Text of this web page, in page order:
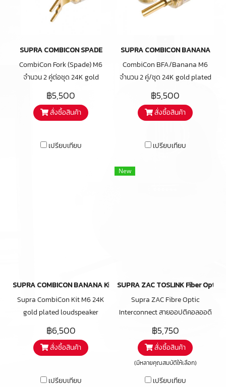
SUPRA COMBICON SPADE
CombiCon Fork (Spade) M6
จำนวน 2 คู่ต่อชุด 24K gold
plated loudspeaker connector
for cables up to 6 mm2 The
cable can be attached straight
CombiCon Fork replaces the
฿5,500
สั่งซื้อสินค้า
เปรียบเทียบ
SUPRA COMBICON BANANA
CombiCon BFA/Banana M6
จำนวน 2 คู่/ชุด 24K gold plated
loudspeaker connector for
cables up to 6 mm2 The
banana pin fits also BFA
attached straight or at a 90°
CombiCon Fork replaces the
BFA/banana when needed Two
฿5,500
สั่งซื้อสินค้า
เปรียบเทียบ
SUPRA COMBICON BANANA Kit
Supra CombiCon Kit M6 24K
gold plated loudspeaker
connector for cables up to 6
mm2 The banana pin fits also
BFA terminals The Fork inner
majority of speaker terminals
฿6,500
สั่งซื้อสินค้า
เปรียบเทียบ
New
SUPRA ZAC TOSLINK Fiber Optical
Supra ZAC Fibre Optic
Interconnect สายออปติคอลออดิ
โอเกรดจากซูปร้า เพิ่มรายละเอียด
เสียงจากสายออปติคอลแบบเดิมๆ
ใช้งานหลากหลาย
฿5,750
สั่งซื้อสินค้า
(มีหลายคุณสมบัติให้เลือก)
เปรียบเทียบ